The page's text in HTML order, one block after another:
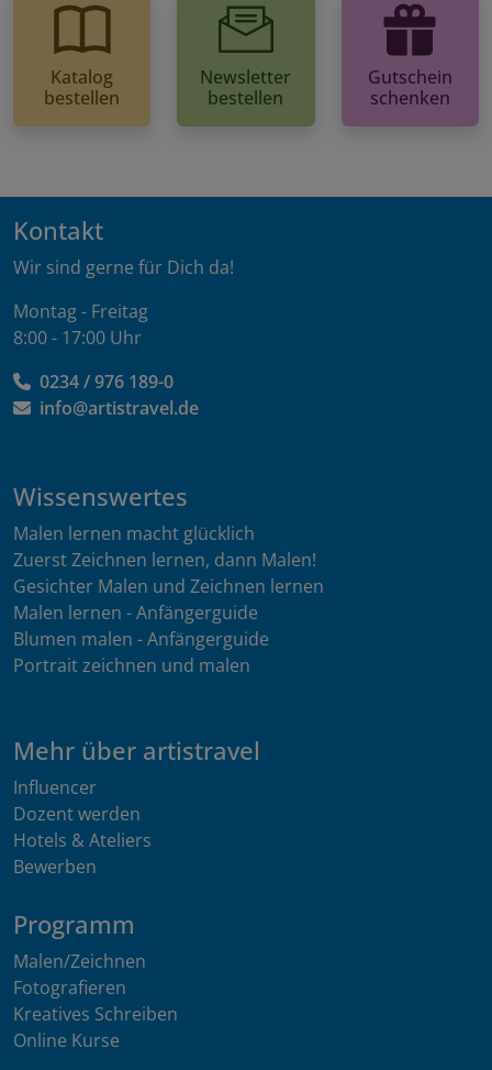
Katalog
bestellen
Newsletter
bestellen
Gutschein
schenken
Kontakt
Wir sind gerne für Dich da!
Montag - Freitag
8:00 - 17:00 Uhr
0234 / 976 189-0
info@artistravel.de
Wissenswertes
Malen lernen macht glücklich
Zuerst Zeichnen lernen, dann Malen!
Gesichter Malen und Zeichnen lernen
Malen lernen - Anfängerguide
Blumen malen - Anfängerguide
Portrait zeichnen und malen
Mehr über artistravel
Influencer
Dozent werden
Hotels & Ateliers
Bewerben
Programm
Malen/Zeichnen
Fotografieren
Kreatives Schreiben
Online Kurse